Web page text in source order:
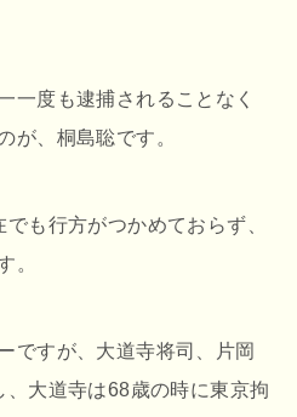
一度も逮捕されることなく
が、桐島聡です。
も行方がつかめておらず、
。
ですが、大道寺将司、片岡
大道寺は68歳の時に東京拘